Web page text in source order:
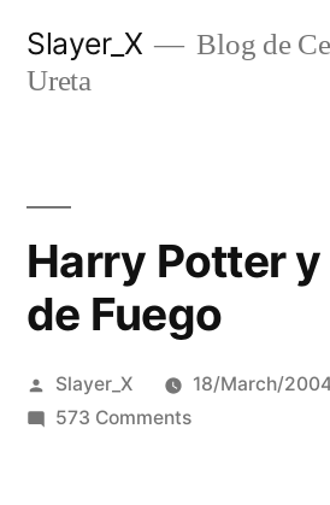
Slayer_X
Blog de
Ureta
Harry Potter
de Fuego
Posted
by
Slayer_X
18/March/
573 Commentson